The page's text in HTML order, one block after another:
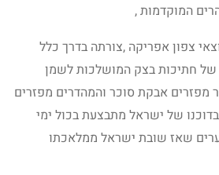
המוקדמות ,
צפון אפריקה ,צורתה בדרך כלל
של חתיכות בצק המושלכות לשמן
מפזרים אבקת סוכר והמהדרים מפזרים
של ישראל מתבצעת בכול ימי
שאז שובת ישראל ממלאכתו